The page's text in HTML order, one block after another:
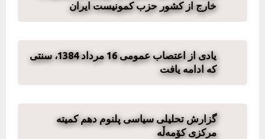
خارج از کشور حزب کمونیست ایران
یادی از اعتصاب عمومی 16 مرداد 1384، سنتی
که ادامه یافت
گزارش تحلیلی سیاسی پلنوم دهم کمیته
مرکزی کۆمەڵە